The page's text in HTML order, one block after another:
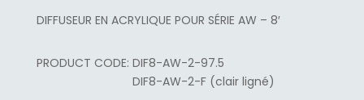
DIFFUSEUR EN ACRYLIQUE POUR SÉRIE AW – 8′
DIF8-AW-2-97.5
DIF8-AW-2-F (clair ligné)